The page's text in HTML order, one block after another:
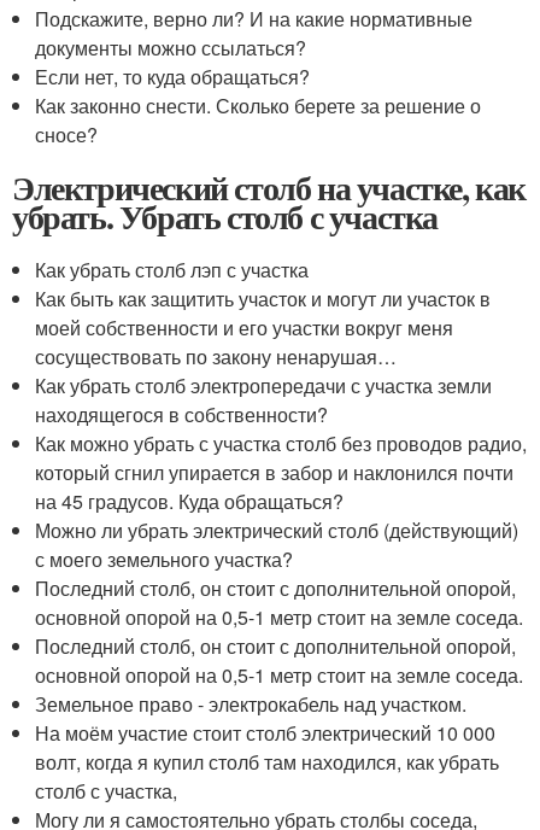
Подскажите, верно ли? И на какие нормативные
документы можно ссылаться?
Если нет, то куда обращаться?
Как законно снести. Сколько берете за решение о
сносе?
Электрический столб на участке, как
убрать. Убрать столб с участка
Как убрать столб лэп с участка
Как быть как защитить участок и могут ли участок в
моей собственности и его участки вокруг меня
сосуществовать по закону ненарушая…
Как убрать столб электропередачи с участка земли
находящегося в собственности?
Как можно убрать с участка столб без проводов радио,
который сгнил упирается в забор и наклонился почти
на 45 градусов. Куда обращаться?
Можно ли убрать электрический столб (действующий)
с моего земельного участка?
Последний столб, он стоит с дополнительной опорой,
основной опорой на 0,5-1 метр стоит на земле соседа.
Последний столб, он стоит с дополнительной опорой,
основной опорой на 0,5-1 метр стоит на земле соседа.
Земельное право - электрокабель над участком.
На моём участие стоит столб электрический 10 000
волт, когда я купил столб там находился, как убрать
столб с участка,
Могу ли я самостоятельно убрать столбы соседа,